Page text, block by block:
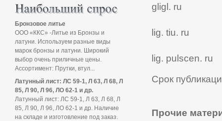
gligl. ru
lig. tiu. ru
lig. pulscen. ru
Срок
Прочие
Бронзовое литье
ООО «ККС» -Литье из Бронзы и
латуни. Используем разные виды
марок бронзы и латуни. Широкий
выбор очень приличные цены.
Ассортимент: Прутки, втул...
Латунный лист: ЛС 59-1, Л 63, Л 68, Л
85, Л 90, Л 96, ЛО 62-1 и др.
Латунный лист: ЛС 59-1, Л 63, Л 68, Л
85, Л 90, Л 96, ЛО 62-1 и др. Наличие
на складе и изготовление под заказ.